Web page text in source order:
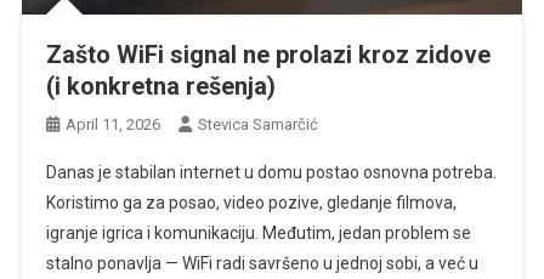
Zašto WiFi signal ne prolazi kroz zidove
(i konkretna rešenja)
April 11, 2026 Stevica Samarčić
Danas je stabilan internet u domu postao osnovna potreba.
Koristimo ga za posao, video pozive, gledanje filmova,
igranje igrica i komunikaciju. Međutim, jedan problem se
stalno ponavlja — WiFi radi savršeno u jednoj sobi, a već u